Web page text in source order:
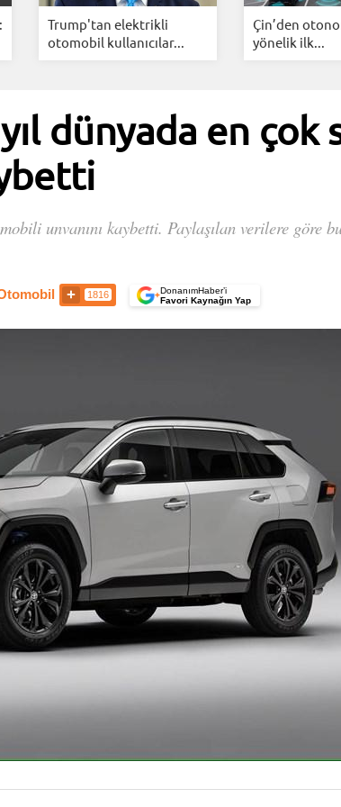
Trump'tan elektrikli
otomobil kullanıcılar...
Çin’den
yönelik ilk...
dünyada en çok
unvanını kaybetti. Paylaşılan verilere göre
1816 +DonanımHaber’i
Favori Kaynağın Yap